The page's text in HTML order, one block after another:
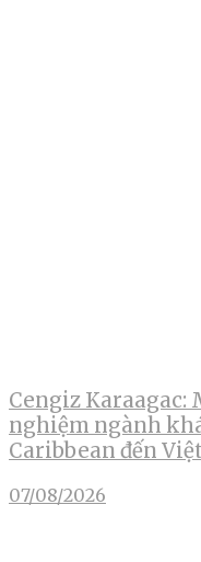
Cengiz Karaagac:
nghiệm ngành
Caribbean đến
07/08/2026